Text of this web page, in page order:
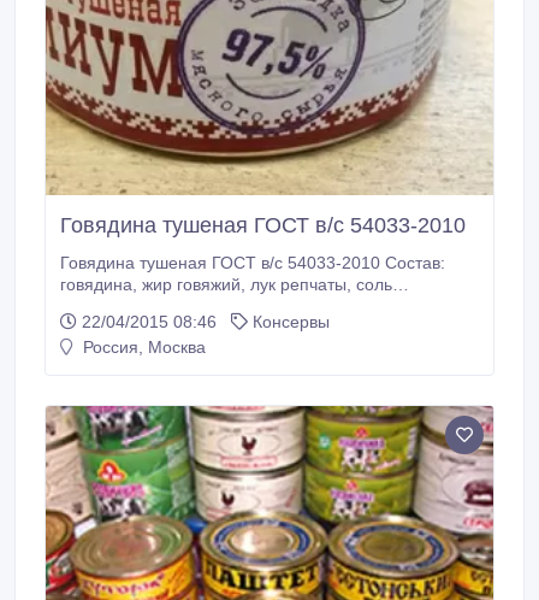
Говядина тушеная ГОСТ в/с 54033-2010
Говядина тушеная ГОСТ в/с 54033-2010 Состав:
говядина, жир говяжий, лук репчаты, соль
менее 58%, жира не более 17% Премиум - закладка
мясного сырья - 97, 5 % Оленина тушеная ГОСТ в/с
22/04/2015 08:46
Консервы
Россия, Москва